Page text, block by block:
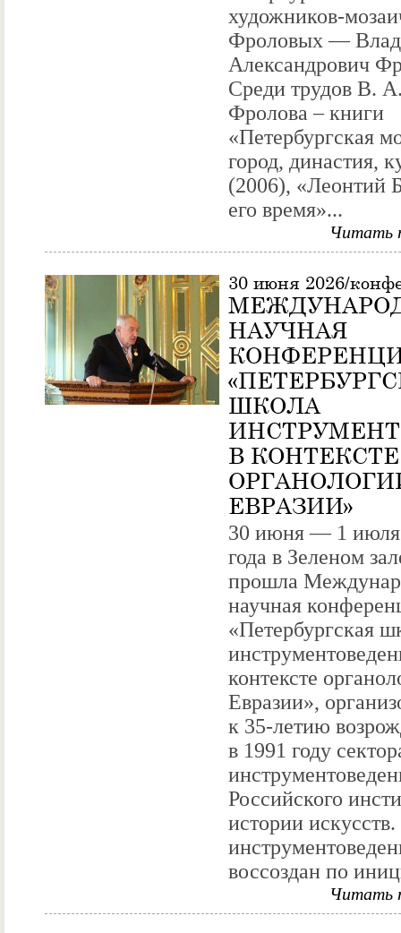
художников-
Фроловых —
Александрович
Среди трудов В.
Фролова – книги
«Петербургская
город, династия,
(2006), «Леонтий
его время»...
Читать
30 июня 2026/
НАУЧНАЯ
ШКОЛА
В КОНТЕКСТЕ
ЕВРАЗИИ»
30 июня — 1 июля
года в Зеленом
прошла
научная
«Петербургская
контексте
Евразии»,
к 35-летию
в 1991 году
Российского
истории
воссоздан по
Читать